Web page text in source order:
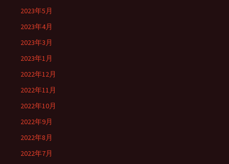
2023年5月
2023年4月
2023年3月
2023年1月
2022年12月
2022年11月
2022年10月
2022年9月
2022年8月
2022年7月